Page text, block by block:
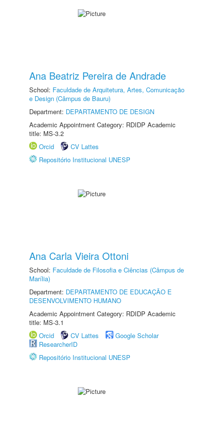
Ana Beatriz Pereira de Andrade
School: Faculdade de Arquitetura, Artes, Comunicação
e Design (Câmpus de Bauru)
Department: DEPARTAMENTO DE DESIGN
Academic Appointment Category: RDIDP Academic
title: MS-3.2
Orcid
CV Lattes
Repositório Institucional UNESP
Ana Carla Vieira Ottoni
School: Faculdade de Filosofia e Ciências (Câmpus de
Marília)
Department: DEPARTAMENTO DE EDUCAÇÃO E
DESENVOLVIMENTO HUMANO
Academic Appointment Category: RDIDP Academic
title: MS-3.1
Orcid
CV Lattes
Google Scholar
ResearcherID
Repositório Institucional UNESP